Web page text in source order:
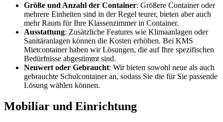
Größe und Anzahl der Container: Größere Container oder
mehrere Einheiten sind in der Regel teurer, bieten aber auch
mehr Raum für Ihre Klassenzimmer in Container.
Ausstattung: Zusätzliche Features wie Klimaanlagen oder
Sanitäranlagen können die Kosten erhöhen. Bei KMS
Mietcontainer haben wir Lösungen, die auf Ihre spezifischen
Bedürfnisse abgestimmt sind.
Neuwert oder Gebraucht: Wir bieten sowohl neue als auch
gebrauchte Schulcontainer an, sodass Sie die für Sie passende
Lösung wählen können.
Mobiliar und Einrichtung